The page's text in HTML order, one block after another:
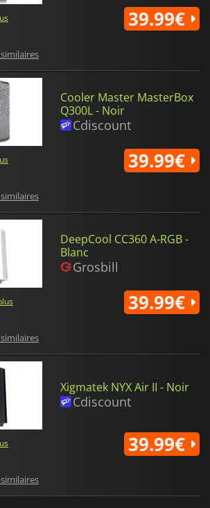
39.99€
Cooler Master MasterBox
Q300L - Noir
Cdiscount
39.99€
DeepCool CC360 A-RGB -
Blanc
Grosbill
39.99€
Xigmatek NYX Air II - Noir
Cdiscount
39.99€